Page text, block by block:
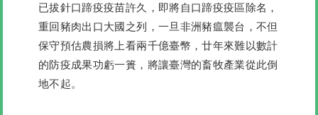
已拔針口蹄疫疫苗許久，即將自口蹄疫疫區除名，
重回豬肉出口大國之列，一旦非洲豬瘟襲台，不但
保守預估農損將上看兩千億臺幣，廿年來難以數計
的防疫成果功虧一簣，將讓臺灣的畜牧產業從此倒
地不起。